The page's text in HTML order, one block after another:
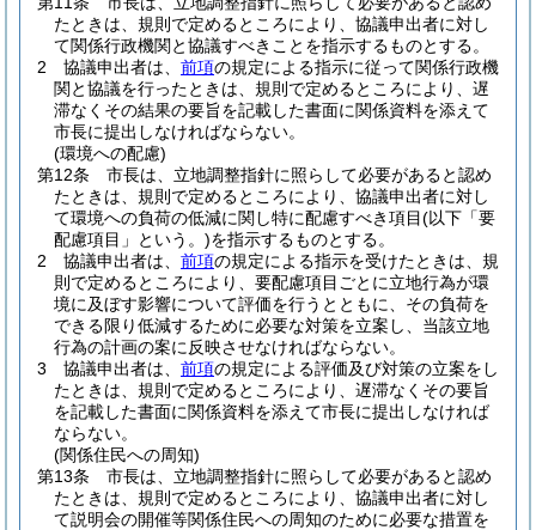
たときは、規則で定めるところにより、協議申出者に対し
て関係行政機関と協議すべきことを指示するものとする。
2
協議申出者は、 前項の規定による指示に従って関係行政機
関と協議を行ったときは、規則で定めるところにより、遅
滞なくその結果の要旨を記載した書面に関係資料を添えて
市長に提出しなければならない。
(環境への配慮)
第12条
市長は、立地調整指針に照らして必要があると認め
たときは、規則で定めるところにより、協議申出者に対し
て環境への負荷の低減に関し特に配慮すべき項目(以下「要
配慮項目」という。)を指示するものとする。
2
協議申出者は、 前項の規定による指示を受けたときは、規
則で定めるところにより、要配慮項目ごとに立地行為が環
境に及ぼす影響について評価を行うとともに、その負荷を
できる限り低減するために必要な対策を立案し、当該立地
行為の計画の案に反映させなければならない。
3
協議申出者は、 前項の規定による評価及び対策の立案をし
たときは、規則で定めるところにより、遅滞なくその要旨
を記載した書面に関係資料を添えて市長に提出しなければ
ならない。
(関係住民への周知)
第13条
市長は、立地調整指針に照らして必要があると認め
たときは、規則で定めるところにより、協議申出者に対し
て説明会の開催等関係住民への周知のために必要な措置を